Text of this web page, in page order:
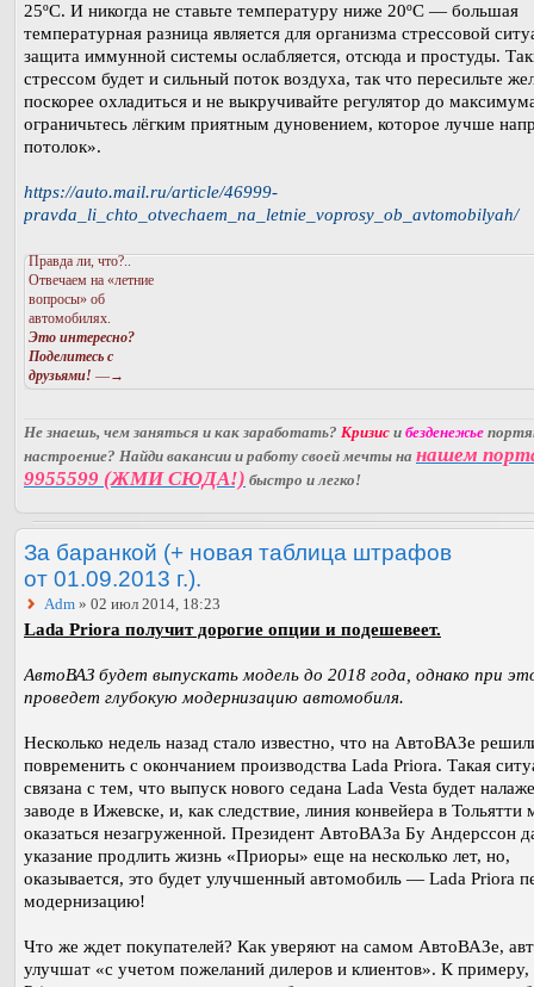
25ºС. И никогда не ставьте температуру ниже 20ºС — большая
температурная разница является для организма стрессовой
защита иммунной системы ослабляется, отсюда и простуды.
стрессом будет и сильный поток воздуха, так что пересильте
поскорее охладиться и не выкручивайте регулятор до
ограничьтесь лёгким приятным дуновением, которое лучше
потолок».
https://auto.mail.ru/article/46999-
pravda_li_chto_otvechaem_na_letnie_voprosy_ob_avtomobilyah/
Правда ли, что?..
Отвечаем на «летние
вопросы» об
автомобилях.
Это интересно?
Поделитесь с
друзьями! —→
Не знаешь, чем заняться и как заработать? Кризис и безденежье
настроение? Найди вакансии и работу своей мечты на нашем
9955599 (ЖМИ СЮДА!) быстро и легко!
За баранкой (+ новая таблица штрафов
от 01.09.2013 г.).
Adm » 02 июл 2014, 18:23
Lada Priora получит дорогие опции и подешевеет.
АвтоВАЗ будет выпускать модель до 2018 года, однако при
проведет глубокую модернизацию автомобиля.
Несколько недель назад стало известно, что на АвтоВАЗе
повременить с окончанием производства Lada Priora. Такая
связана с тем, что выпуск нового седана Lada Vesta будет
заводе в Ижевске, и, как следствие, линия конвейера в Тольятти
оказаться незагруженной. Президент АвтоВАЗа Бу Андерссон
указание продлить жизнь «Приоры» еще на несколько лет, но,
оказывается, это будет улучшенный автомобиль — Lada Priora
модернизацию!
Что же ждет покупателей? Как уверяют на самом АвтоВАЗе,
улучшат «с учетом пожеланий дилеров и клиентов». К примеру,